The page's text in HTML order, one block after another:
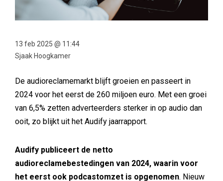
13 feb 2025 @ 11:44
Sjaak Hoogkamer
De audioreclamemarkt blijft groeien en passeert in
2024 voor het eerst de 260 miljoen euro. Met een groei
van 6,5% zetten adverteerders sterker in op audio dan
ooit, zo blijkt uit het Audify jaarrapport.
Audify publiceert de netto
audioreclamebestedingen van 2024, waarin voor
het eerst ook podcastomzet is opgenomen. Nieuw